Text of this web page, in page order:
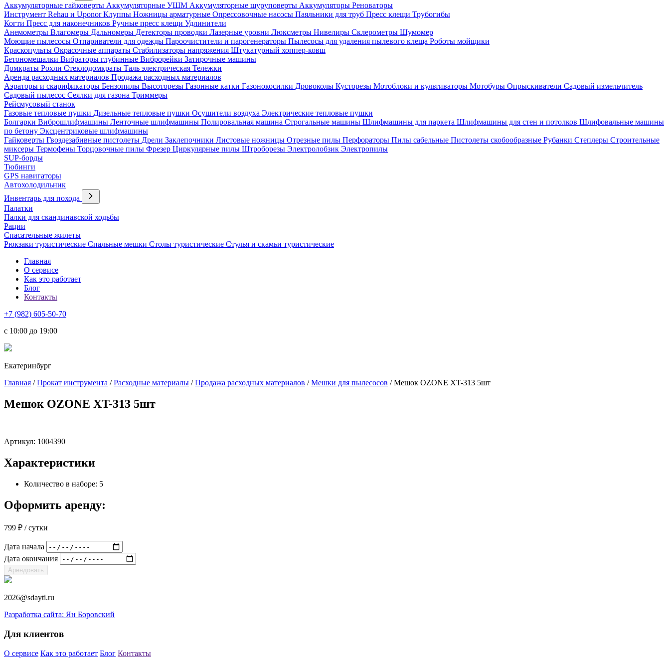
Аккумуляторные гайковерты Аккумуляторные УШМ Аккумуляторные шуруповерты Аккумуляторы Реноваторы
Инструмент Rehau и UponorКлуппы Ножницы арматурные Опрессовочные насосы Паяльники для труб Пресс клещи Трубогибы
Когти Пресс для наконечников Ручные пресс клещи Удлинители
Анемометры Влагомеры Дальномеры Детекторы проводки Лазерные уровни Люксметры Нивелиры Склерометры Шумомер
Моющие пылесосы Отпариватели для одежды Пароочистители и парогенераторы Пылесосы для удаления пылевого клеща Роботы мойщики
Краскопульты Окрасочные аппараты Стабилизаторы напряжения Штукатурный хоппер-ковш
Бетономешалки Вибраторы глубинные Виброрейки Затирочные машины
Домкраты Рохли Стеклодомкраты Таль электрическая Тележки
Аренда расходных материалов Продажа расходных материалов
Аэраторы и скарификаторы Бензопилы Высоторезы Газонные катки Газонокосилки Дровоколы Кусторезы Мотоблоки и культиваторы Мотобуры Опрыскиватели Садовый измельчитель
Садовый пылесос Сеялки для газона Триммеры
Рейсмусовый станок
Газовые тепловые пушки Дизельные тепловые пушки Осушители воздуха Электрические тепловые пушки
Болгарки Виброшлифмашины Ленточные шлифмашины Полировальная машина Строгальные машины Шлифмашины для паркета Шлифмашины для стен и потолков Шлифовальные машины
по бетону Эксцентриковые шлифмашины
Гайковерты Гвоздезабивные пистолеты Дрели Заклепочники Листовые ножницы Отрезные пилы Перфораторы Пилы сабельные Пистолеты скобообразные Рубанки Степлеры Строительные
миксеры Термофены Торцовочные пилы Фрезер Циркулярные пилы Штроборезы Электролобзик Электропилы
SUP-борды
Тюбинги
GPS навигаторы
Автохолодильник
Инвентарь для похода
Палатки
Палки для скандинавской ходьбы
Рации
Спасательные жилеты
Рюкзаки туристические Спальные мешки Столы туристические Стулья и скамьи туристические
Главная
О сервисе
Как это работает
Блог
Контакты
+7 (982) 605-50-70
c 10:00 до 19:00
Екатеринбург
Главная /Прокат инструмента /Расходные материалы /Продажа расходных материалов /Мешки для пылесосов / Мешок OZONE XT-313 5шт
Мешок OZONE XT-313 5шт
Артикул: 1004390
Характеристики
Количество в наборе: 5
Оформить аренду:
799 ₽ / сутки
Дата начала
Дата окончания
Арендовать
2026@sdayti.ru
Разработка сайта: Ян Боровский
Для клиентов
О сервисе Как это работает Блог Контакты